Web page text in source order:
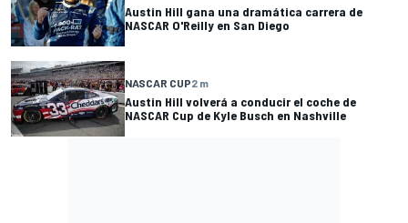
Austin Hill gana una dramática carrera de
NASCAR O'Reilly en San Diego
NASCAR CUP2 m
Austin Hill volverá a conducir el coche de
NASCAR Cup de Kyle Busch en Nashville